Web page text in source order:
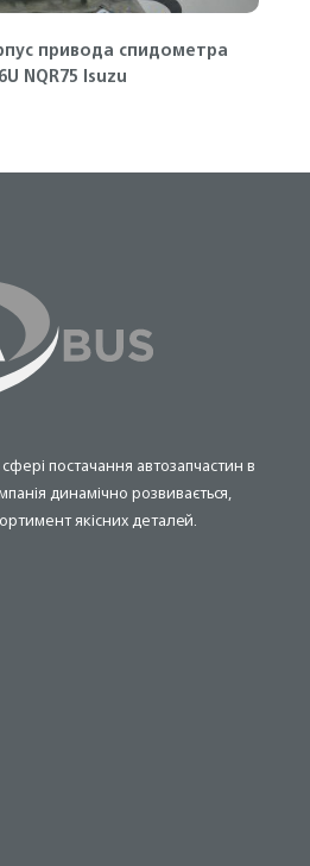
привода спидометра
NQR75 Isuzu
постачання автозапчастин в
динамічно розвивається,
якісних деталей.